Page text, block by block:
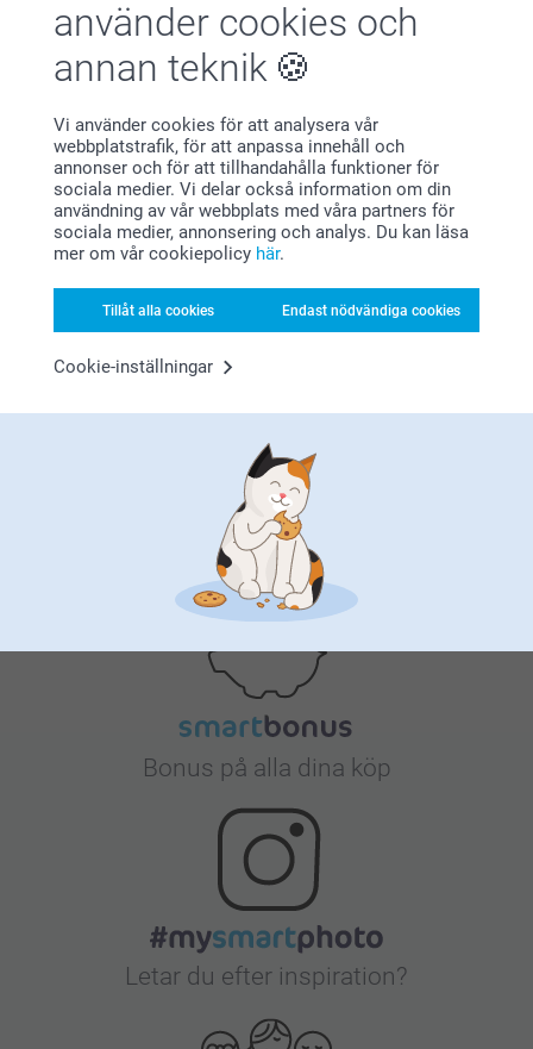
använder cookies och
annan teknik
Vi använder cookies för att analysera vår
webbplatstrafik, för att anpassa innehåll och
annonser och för att tillhandahålla funktioner för
sociala medier. Vi delar också information om din
användning av vår webbplats med våra partners för
sociala medier, annonsering och analys. Du kan läsa
mer om vår cookiepolicy här.
Tillåt alla cookies Endast nödvändiga cookies
Cookie-inställningar
(1 omdömen) (266 omdömen)
Smart2Give Personliga
Från 549,00
Personlig necessär
299,00
(5 omdömen)
Varförsmartphoto?
Nöjd kundgaranti
Bonus på alla dina köp
Letar du efter inspiration?